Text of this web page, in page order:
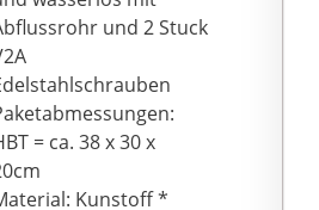
und 2 Stuck
= ca. 38 x 30 x
Kunstoff *